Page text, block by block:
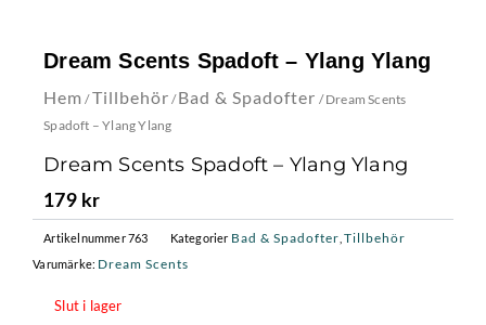
Dream Scents Spadoft – Ylang Ylang
Hem /Tillbehör /Bad & Spadofter / Dream Scents
Spadoft – Ylang Ylang
Dream Scents Spadoft – Ylang Ylang
179 kr
Artikelnummer763 Kategorier Bad & Spadofter ,Tillbehör
Varumärke: Dream Scents
Slut i lager